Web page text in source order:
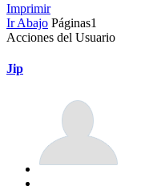
Imprimir
Ir Abajo Páginas1
Acciones del Usuario
Jip